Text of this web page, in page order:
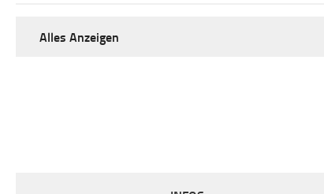
Alles Anzeigen